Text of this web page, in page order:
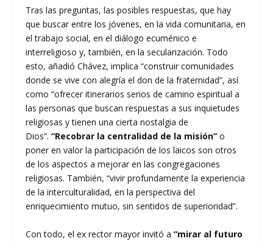
Tras las preguntas, las posibles respuestas, que hay
que buscar entre los jóvenes, en la vida comunitaria, en
el trabajo social, en el diálogo ecuménico e
interreligioso y, también, en la secularización. Todo
esto, añadió Chávez, implica “construir comunidades
donde se vive con alegría el don de la fraternidad”, así
como “ofrecer itinerarios serios de camino espiritual a
las personas que buscan respuestas a sus inquietudes
religiosas y tienen una cierta nostalgia de
Dios”.“Recobrar la centralidad de la misión” o
poner en valor la participación de los laicos son otros
de los aspectos a mejorar en las congregaciones
religiosas. También, “vivir profundamente la experiencia
de la interculturalidad, en la perspectiva del
enriquecimiento mutuo, sin sentidos de superioridad”.
Con todo, el ex rector mayor invitó a“mirar al futuro